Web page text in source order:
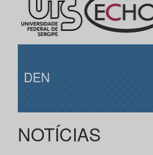
DEN
NOTÍCIAS